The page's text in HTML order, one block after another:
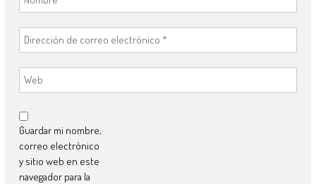
Guardar mi nombre,
correo electrónico
y sitio web en este
navegador para la